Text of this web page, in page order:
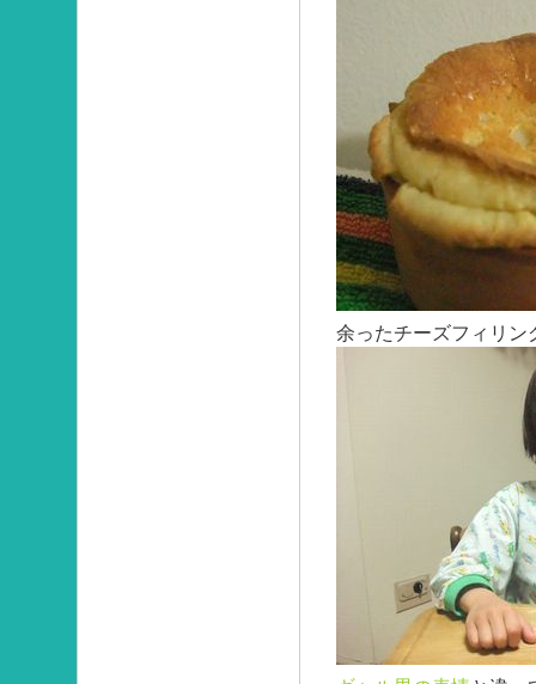
余ったチーズフィリン